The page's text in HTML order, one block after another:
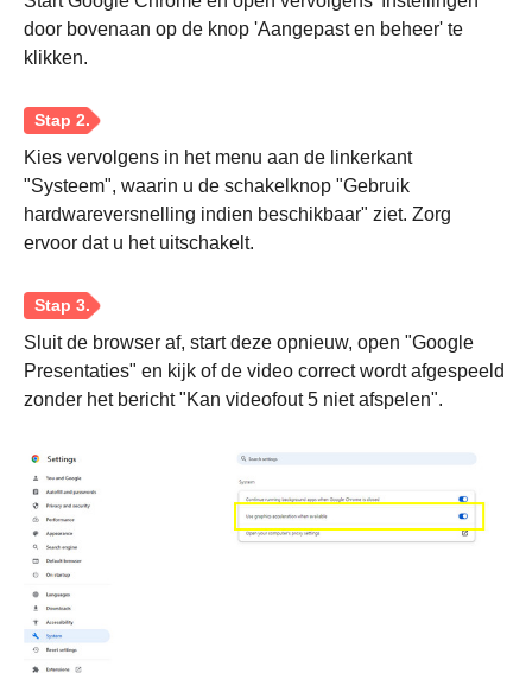
Stap 1.
Stap 2.
door bovenaan op de knop 'Aangepast en beheer' te
klikken.
Kies vervolgens in het menu aan de linkerkant
"Systeem", waarin u de schakelknop "Gebruik
hardwareversnelling indien beschikbaar" ziet. Zorg
ervoor dat u het uitschakelt.
Sluit de browser af, start deze opnieuw, open "Google
Presentaties" en kijk of de video correct wordt afgespeeld
zonder het bericht "Kan videofout 5 niet afspelen".